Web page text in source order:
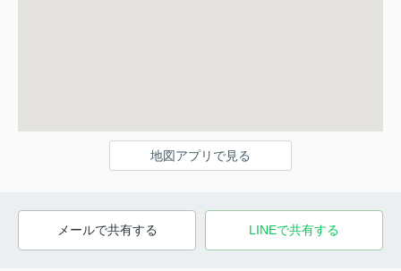
地図アプリで見る
メールで共有する LINEで共有する